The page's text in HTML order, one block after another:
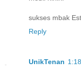
sukses mbak
Reply
UnikTenan